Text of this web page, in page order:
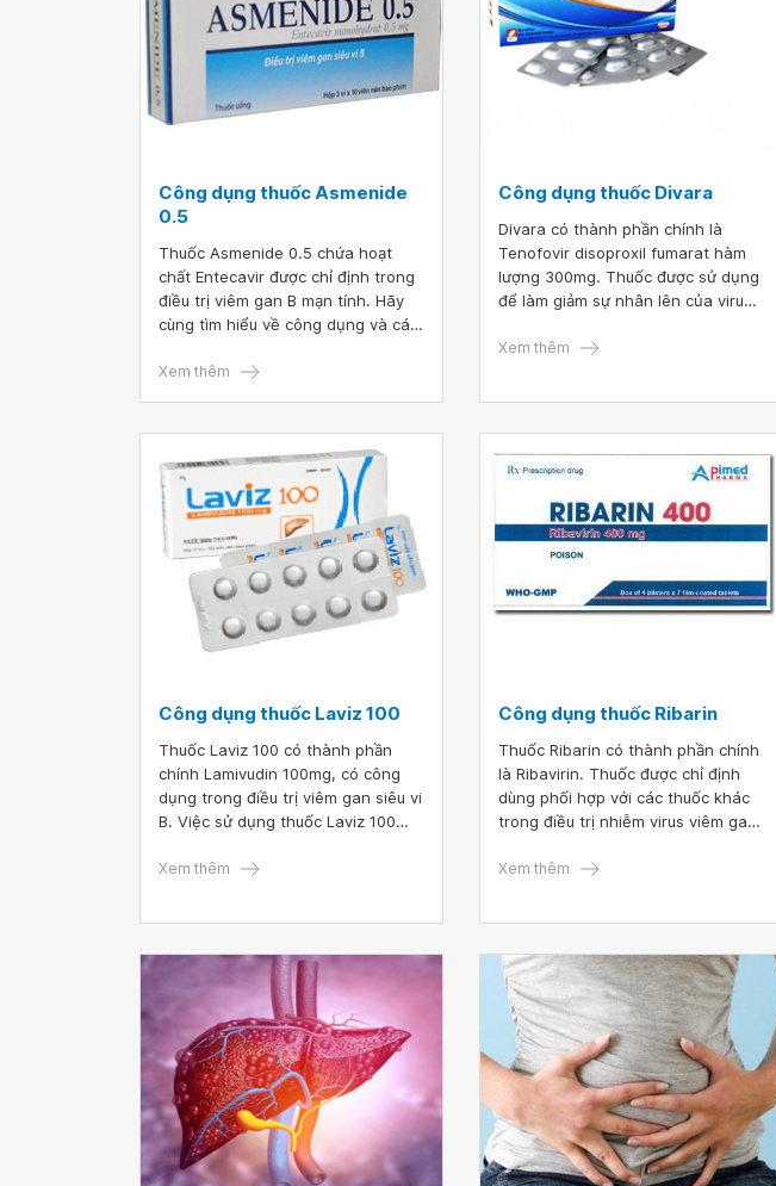
Công dụng thuốc Asmenide
0.5
Thuốc Asmenide 0.5 chứa hoạt
chất Entecavir được chỉ định trong
điều trị viêm gan B mạn tính. Hãy
cùng tìm hiểu về công dụng và các
0.5 qua bài viết dưới đây.
Xem thêm
Công dụng thuốc Divara
Divara có thành phần chính là
Tenofovir disoproxil fumarat hàm
lượng 300mg. Thuốc được sử dụng
để làm giảm sự nhân lên của virus
chỉ định, liều dùng thuốc Divara sẽ
Xem thêm
Công dụng thuốc Laviz 100
Thuốc Laviz 100 có thành phần
chính Lamivudin 100mg, có công
dụng trong điều trị viêm gan siêu vi
B. Việc sử dụng thuốc Laviz 100
giúp người bệnh đảm bảo an toàn
Xem thêm
Công dụng thuốc Ribarin
Thuốc Ribarin có thành phần chính
là Ribavirin. Thuốc được chỉ định
dùng phối hợp với các thuốc khác
trong điều trị nhiễm virus viêm gan
lên và thanh thiếu niên chưa được
Xem thêm